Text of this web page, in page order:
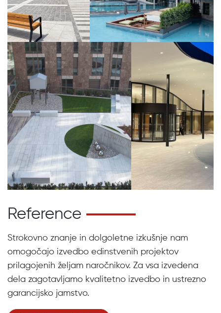
Reference
Strokovno znanje in dolgoletne izkušnje nam
omogočajo izvedbo edinstvenih projektov
prilagojenih željam naročnikov. Za vsa izvedena
dela zagotavljamo kvalitetno izvedbo in ustrezno
garancijsko jamstvo.